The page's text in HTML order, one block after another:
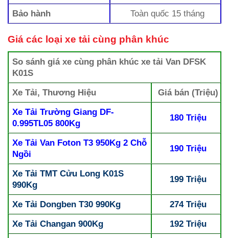
Bảo hành
Toàn quốc 15 tháng
Giá các loại xe tải cùng phân khúc
So sánh giá xe cùng phân khúc xe tải Van DFSK
K01S
Xe Tải, Thương Hiệu
Giá bán (Triệu)
Xe Tải Trường Giang DF-
0.995TL05 800Kg
180 Triệu
Xe Tải Van Foton T3 950Kg 2 Chỗ
Ngồi
190 Triệu
Xe Tải TMT Cửu Long K01S
990Kg
199 Triệu
Xe Tải Dongben T30 990Kg
274 Triệu
Xe Tải Changan 900Kg
192 Triệu